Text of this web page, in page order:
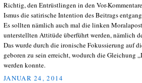
Richtig, den Entrüstlingen in den Vor-
Ismus die satirische Intention des Beitrags
Es sollten nämlich auch mal die linken
unterstellten Attitüde überführt werden, nämlich
Das wurde durch die ironische Fokussierung auf
geboren zu sein erreicht, wodurch die Gleichung
werden konnte.
JANUAR 24, 2014